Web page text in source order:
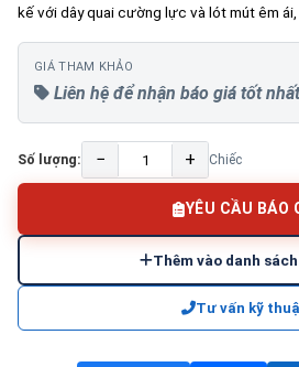
kế với dây quai cường lực và lót mút êm
GIÁ THAM KHẢO
Liên hệ để nhận báo giá tốt nhất
Số lượng: − + Chiếc
YÊU CẦU BÁO
Thêm vào danh
Tư vấn kỹ